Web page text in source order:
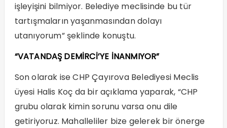
işleyişini bilmiyor. Belediye meclisinde bu tür
tartışmaların yaşanmasından dolayı
utanıyorum” şeklinde konuştu.
“VATANDAŞ DEMİRCİ’YE İNANMIYOR”
Son olarak ise CHP Çayırova Belediyesi Meclis
üyesi Halis Koç da bir açıklama yaparak, “CHP
grubu olarak kimin sorunu varsa onu dile
getiriyoruz. Mahalleliler bize gelerek bir önerge